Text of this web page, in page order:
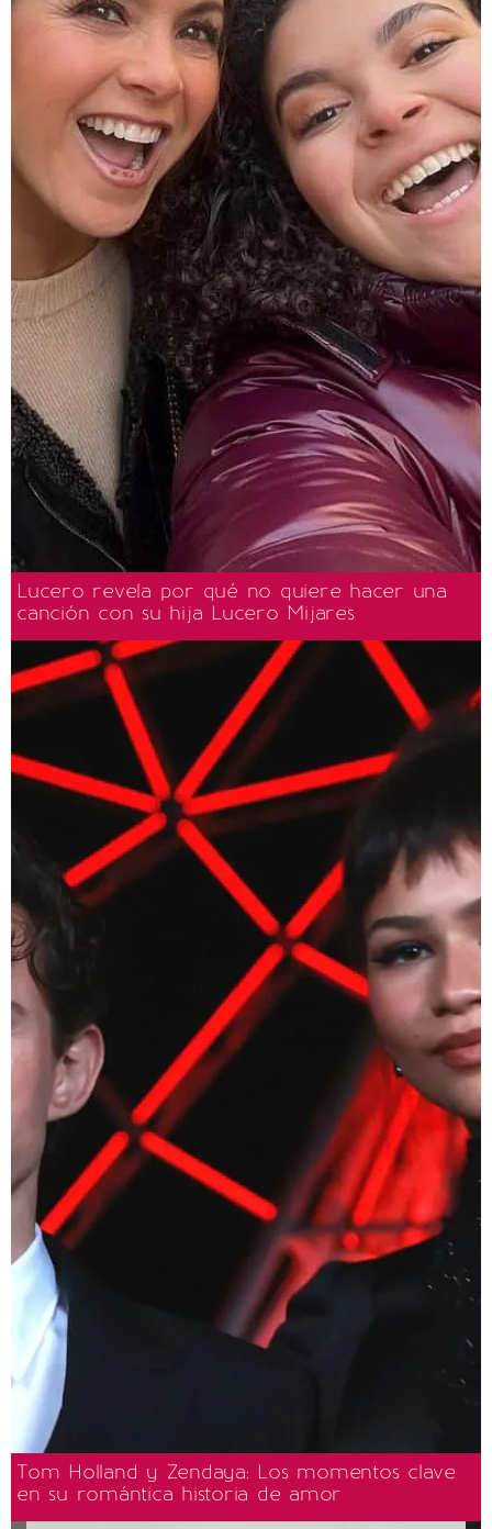
Lucero revela por qué no quiere hacer una
canción con su hija Lucero Mijares
Tom Holland y Zendaya: Los momentos clave
en su romántica historia de amor